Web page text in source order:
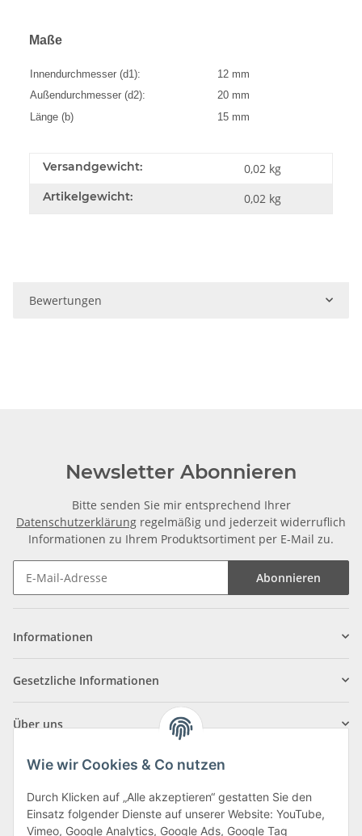
Maße
Innendurchmesser (d1):
12 mm
Außendurchmesser (d2):
20 mm
Länge (b)
15 mm
Versandgewicht: 0,02 kg
Artikelgewicht: 0,02 kg
Bewertungen
Newsletter Abonnieren
Bitte senden Sie mir entsprechend Ihrer
Datenschutzerklärung regelmäßig und jederzeit widerruflich
Informationen zu Ihrem Produktsortiment per E-Mail zu.
Abonnieren
Informationen
Gesetzliche Informationen
Über uns
Klagenfurter Straße 29
Wie wir Cookies & Co nutzen
Durch Klicken auf „Alle akzeptieren“ gestatten Sie den
Einsatz folgender Dienste auf unserer Website: YouTube,
Vimeo, Google Analytics, Google Ads, Google Tag